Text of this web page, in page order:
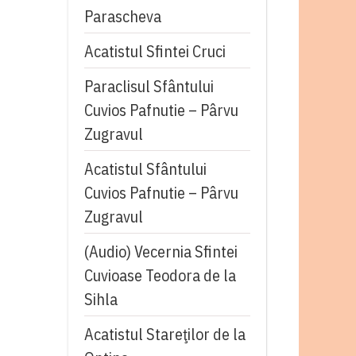
Parascheva
Acatistul Sfintei Cruci
Paraclisul Sfântului
Cuvios Pafnutie – Pârvu
Zugravul
Acatistul Sfântului
Cuvios Pafnutie – Pârvu
Zugravul
(Audio) Vecernia Sfintei
Cuvioase Teodora de la
Sihla
Acatistul Stareţilor de la